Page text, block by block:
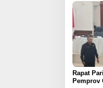
Rapat
Pemprov